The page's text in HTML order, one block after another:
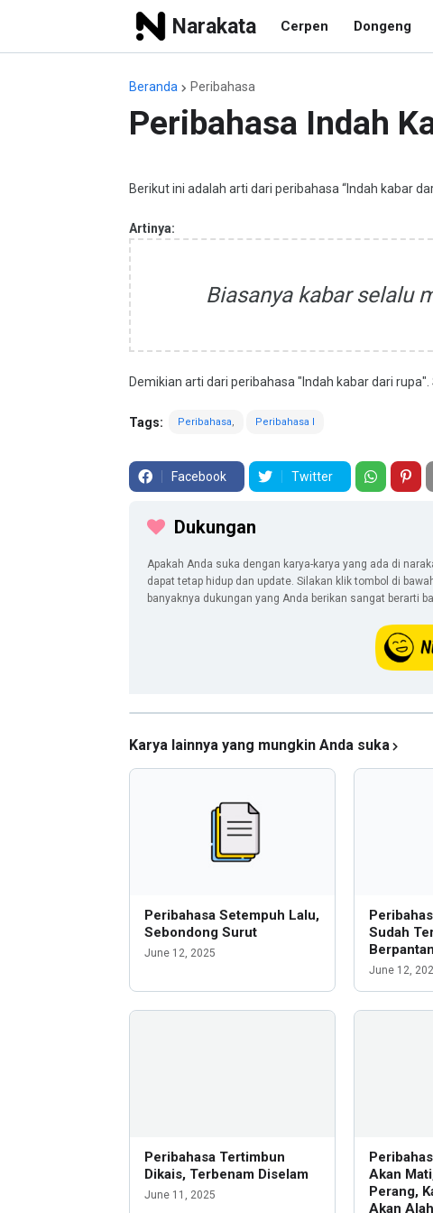
Narakata Cerpen Dongeng
Beranda Peribahasa
Peribahasa Indah
Berikut ini adalah arti dari peribahasa “Indah kabar
Artinya:
Biasanya kabar selalu
Demikian arti dari peribahasa "Indah kabar dari
Tags: Peribahasa Peribahasa I
Facebook Twitter
Dukungan
Apakah Anda suka dengan karya-karya yang ada di
dapat tetap hidup dan update. Silakan klik tombol di
banyaknya dukungan yang Anda berikan sangat berarti
Karya lainnya yang mungkin Anda suka
Peribahasa Setempuh Lalu,
Sebondong Surut
June 12, 2025
Sudah
June 12,
Peribahasa Tertimbun
Dikais, Terbenam Diselam
June 11, 2025
Akan
Perang,
Akan